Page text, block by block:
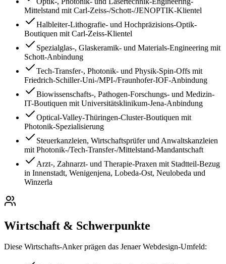
Mittelstand mit Carl-Zeiss-/Schott-/JENOPTIK-Klientel
Halbleiter-Lithografie- und Hochpräzisions-Optik-
Boutiquen mit Carl-Zeiss-Klientel
Spezialglas-, Glaskeramik- und Materials-Engineering mit
Schott-Anbindung
Tech-Transfer-, Photonik- und Physik-Spin-Offs mit
Friedrich-Schiller-Uni-/MPI-/Fraunhofer-IOF-Anbindung
Biowissenschafts-, Pathogen-Forschungs- und Medizin-
IT-Boutiquen mit Universitätsklinikum-Jena-Anbindung
Optical-Valley-Thüringen-Cluster-Boutiquen mit
Photonik-Spezialisierung
Steuerkanzleien, Wirtschaftsprüfer und Anwaltskanzleien
mit Photonik-/Tech-Transfer-/Mittelstand-Mandantschaft
Arzt-, Zahnarzt- und Therapie-Praxen mit Stadtteil-Bezug
in Innenstadt, Wenigenjena, Lobeda-Ost, Neulobeda und
Winzerla
Wirtschaft & Schwerpunkte
Diese Wirtschafts-Anker prägen das Jenaer Webdesign-Umfeld: